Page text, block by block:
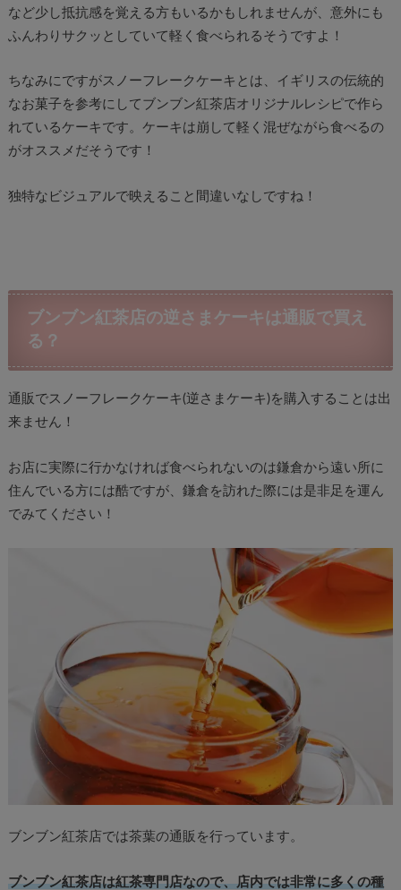
など少し抵抗感を覚える方もいるかもしれませんが、意外にも
ふんわりサクッとしていて軽く食べられるそうですよ！
ちなみにですがスノーフレークケーキとは、イギリスの伝統的
なお菓子を参考にしてブンブン紅茶店オリジナルレシピで作ら
れているケーキです。ケーキは崩して軽く混ぜながら食べるの
がオススメだそうです！
独特なビジュアルで映えること間違いなしですね！
ブンブン紅茶店の逆さまケーキは通販で買え
る？
通販でスノーフレークケーキ(逆さまケーキ)を購入することは出
来ません！
お店に実際に行かなければ食べられないのは鎌倉から遠い所に
住んでいる方には酷ですが、鎌倉を訪れた際には是非足を運ん
でみてください！
ブンブン紅茶店では茶葉の通販を行っています。
ブンブン紅茶店は紅茶専門店なので、店内では非常に多くの種